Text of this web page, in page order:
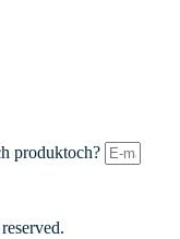
produktoch?